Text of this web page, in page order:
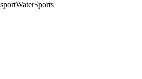
sportWaterSports